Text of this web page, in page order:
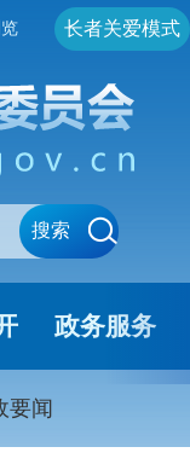
长者关爱模式
搜索
政务服务
要闻